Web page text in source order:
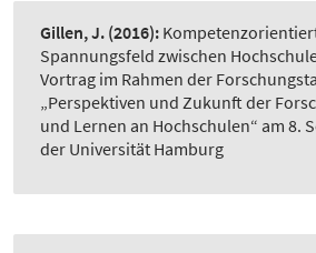
Gillen, J. (2016):
Spannungsfeld zwischen
Vortrag im Rahmen der
„Perspektiven und Zukunft der
und Lernen an Hochschulen“ am 8.
der Universität Hamburg